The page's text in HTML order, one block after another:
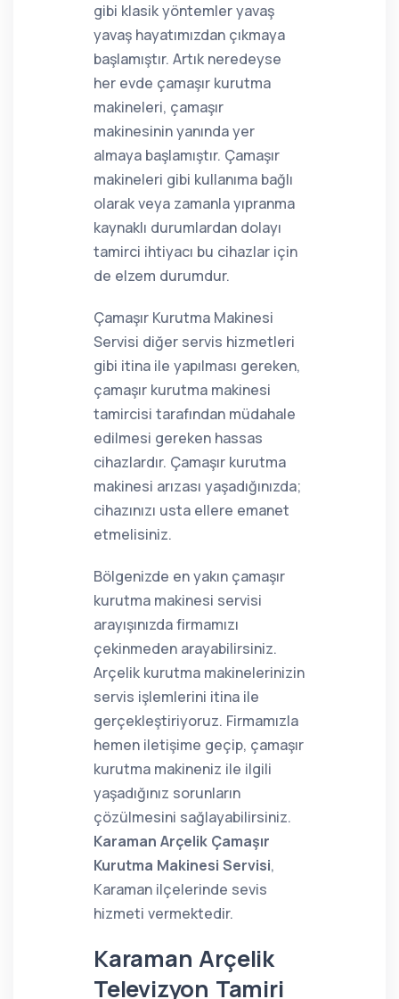
gibi klasik yöntemler yavaş
yavaş hayatımızdan çıkmaya
başlamıştır. Artık neredeyse
her evde çamaşır kurutma
makineleri, çamaşır
makinesinin yanında yer
almaya başlamıştır. Çamaşır
makineleri gibi kullanıma bağlı
olarak veya zamanla yıpranma
kaynaklı durumlardan dolayı
tamirci ihtiyacı bu cihazlar için
de elzem durumdur.
Çamaşır Kurutma Makinesi
Servisi diğer servis hizmetleri
gibi itina ile yapılması gereken,
çamaşır kurutma makinesi
tamircisi tarafından müdahale
edilmesi gereken hassas
cihazlardır. Çamaşır kurutma
makinesi arızası yaşadığınızda;
cihazınızı usta ellere emanet
etmelisiniz.
Bölgenizde en yakın çamaşır
kurutma makinesi servisi
arayışınızda firmamızı
çekinmeden arayabilirsiniz.
Arçelik kurutma makinelerinizin
servis işlemlerini itina ile
gerçekleştiriyoruz. Firmamızla
hemen iletişime geçip, çamaşır
kurutma makineniz ile ilgili
yaşadığınız sorunların
çözülmesini sağlayabilirsiniz.
Karaman Arçelik Çamaşır
Kurutma Makinesi Servisi,
Karaman ilçelerinde sevis
hizmeti vermektedir.
Karaman Arçelik
Televizyon Tamiri